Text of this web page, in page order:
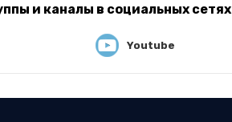
и каналы в социальных сетях
Youtube